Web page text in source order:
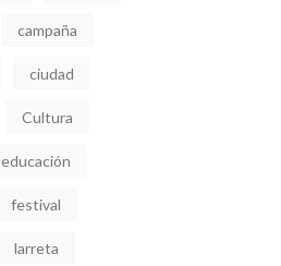
campaña
ciudad
Cultura
educación
festival
larreta